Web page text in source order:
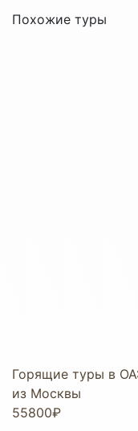
Похожие туры
Горящие туры в
из Москвы
55800₽